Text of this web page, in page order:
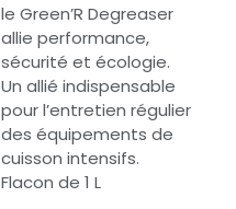
le Green’R Degreaser
allie performance,
sécurité et écologie.
Un allié indispensable
pour l’entretien régulier
des équipements de
cuisson intensifs.
Flacon de 1 L